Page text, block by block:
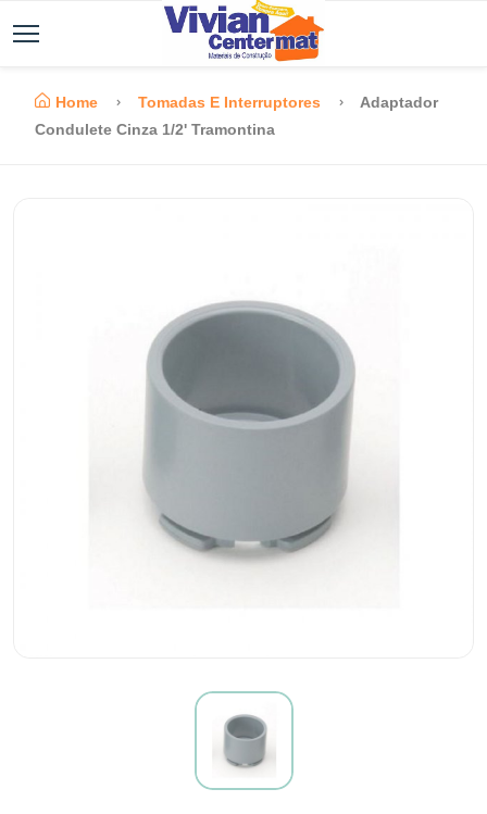
Home Tomadas E Interruptores
Adaptador
Condulete Cinza 1/2' Tramontina